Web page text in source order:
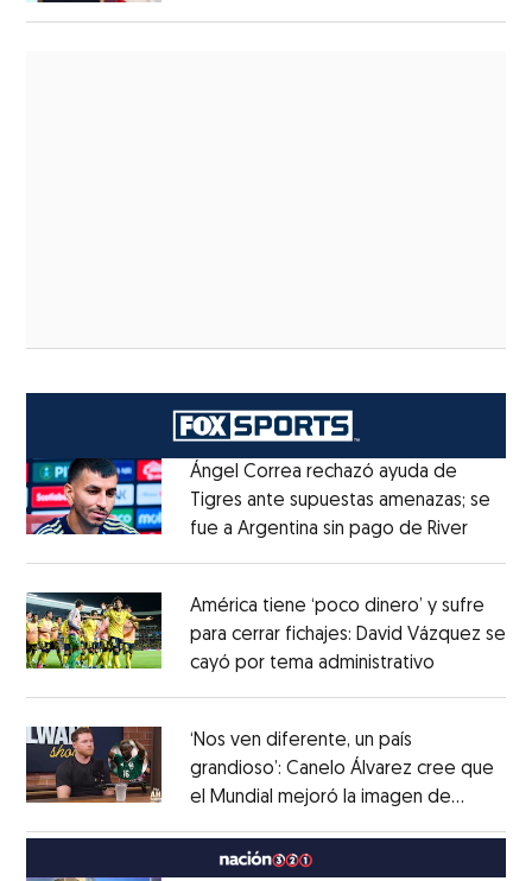
Ángel Correa rechazó ayuda de
Tigres ante supuestas amenazas; se
fue a Argentina sin pago de RiverOpens
América tiene ‘poco dinero’ y sufre
para cerrar fichajes: David Vázquez se
cayó por tema administrativo
‘Nos ven diferente, un país
grandioso’: Canelo Álvarez cree que
el Mundial mejoró la imagen de
MéxicoOpens in new window